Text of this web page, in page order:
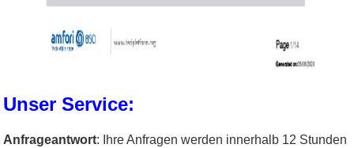
Unser Service:
Anfrageantwort: Ihre Anfragen werden innerhalb 12 Stunden